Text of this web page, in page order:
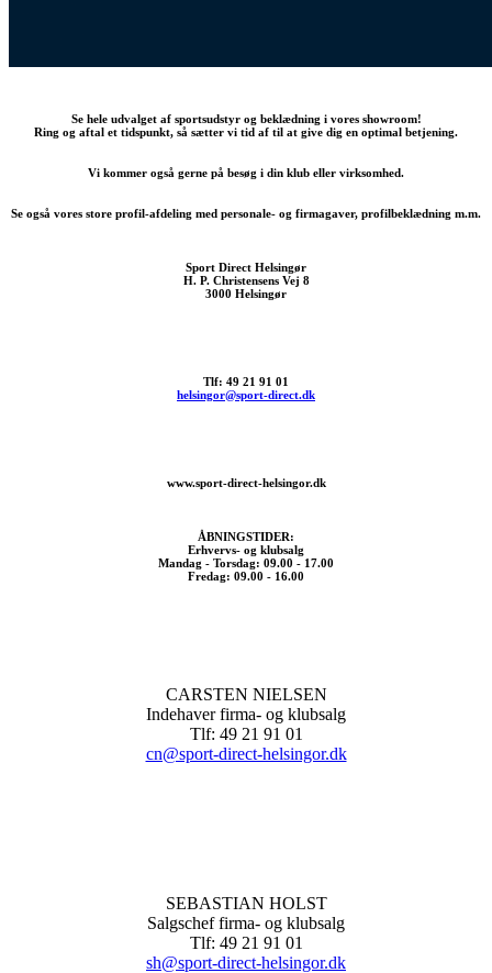
Se hele udvalget af sportsudstyr og beklædning i vores showroom!
Ring og aftal et tidspunkt, så sætter vi tid af til at give dig en optimal betjening.
Vi kommer også gerne på besøg i din klub eller virksomhed.
Se også vores store profil-afdeling med personale- og firmagaver, profilbeklædning m.m.
Sport Direct Helsingør
H. P. Christensens Vej 8
3000 Helsingør
Tlf: 49 21 91 01
helsingor@sport-direct.dk
www.sport-direct-helsingor.dk
ÅBNINGSTIDER:
Erhvervs- og klubsalg
Mandag - Torsdag: 09.00 - 17.00
Fredag: 09.00 - 16.00
CARSTEN NIELSEN
Indehaver firma- og klubsalg
Tlf: 49 21 91 01
cn@sport-direct-helsingor.dk
SEBASTIAN HOLST
Salgschef firma- og klubsalg
Tlf: 49 21 91 01
sh@sport-direct-helsingor.dk